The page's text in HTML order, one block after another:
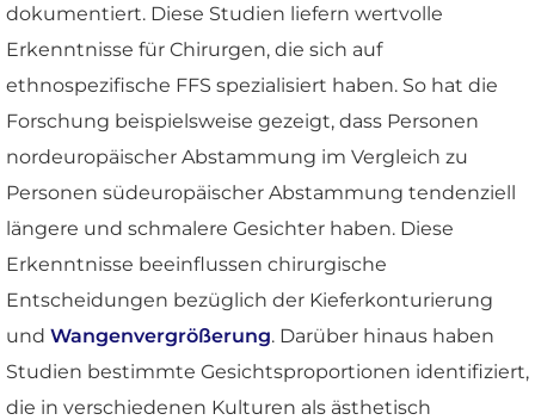
dokumentiert. Diese Studien liefern wertvolle
Erkenntnisse für Chirurgen, die sich auf
ethnospezifische FFS spezialisiert haben. So hat die
Forschung beispielsweise gezeigt, dass Personen
nordeuropäischer Abstammung im Vergleich zu
Personen südeuropäischer Abstammung tendenziell
längere und schmalere Gesichter haben. Diese
Erkenntnisse beeinflussen chirurgische
Entscheidungen bezüglich der Kieferkonturierung
und Wangenvergrößerung. Darüber hinaus haben
Studien bestimmte Gesichtsproportionen identifiziert,
die in verschiedenen Kulturen als ästhetisch